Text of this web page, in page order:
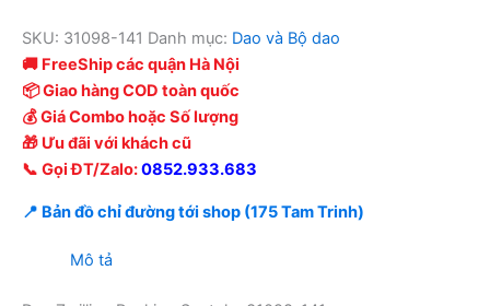
SKU: 31098-141 Danh mục: Dao và Bộ dao
🚚 FreeShip các quận Hà Nội
📦 Giao hàng COD toàn quốc
💰 Giá Combo hoặc Số lượng
🎁 Ưu đãi với khách cũ
📞 Gọi ĐT/Zalo:0852.933.683
📍 Bản đồ chỉ đường tới shop (175 Tam Trinh)
Mô tả